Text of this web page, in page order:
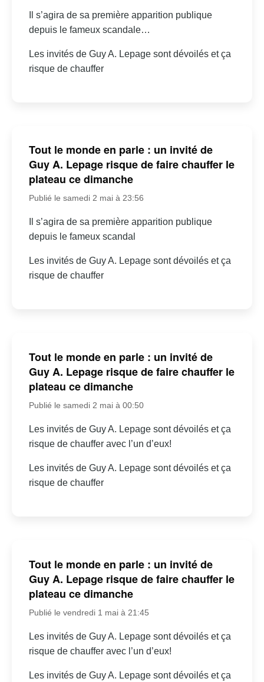
Il s’agira de sa première apparition publique
depuis le fameux scandale…
Les invités de Guy A. Lepage sont dévoilés et ça
risque de chauffer
Tout le monde en parle : un invité de
Guy A. Lepage risque de faire chauffer le
plateau ce dimanche
Publié le samedi 2 mai à 23:56
Il s’agira de sa première apparition publique
depuis le fameux scandal
Les invités de Guy A. Lepage sont dévoilés et ça
risque de chauffer
Tout le monde en parle : un invité de
Guy A. Lepage risque de faire chauffer le
plateau ce dimanche
Publié le samedi 2 mai à 00:50
Les invités de Guy A. Lepage sont dévoilés et ça
risque de chauffer avec l’un d’eux!
Les invités de Guy A. Lepage sont dévoilés et ça
risque de chauffer
Tout le monde en parle : un invité de
Guy A. Lepage risque de faire chauffer le
plateau ce dimanche
Publié le vendredi 1 mai à 21:45
Les invités de Guy A. Lepage sont dévoilés et ça
risque de chauffer avec l’un d’eux!
Les invités de Guy A. Lepage sont dévoilés et ça